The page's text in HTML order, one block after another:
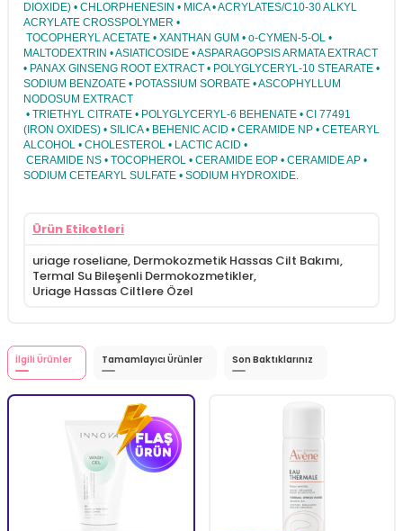
DIOXIDE) • CHLORPHENESIN • MICA • ACRYLATES/C10-30 ALKYL
ACRYLATE CROSSPOLYMER •
TOCOPHERYL ACETATE • XANTHAN GUM • o-CYMEN-5-OL •
MALTODEXTRIN • ASIATICOSIDE • ASPARAGOPSIS ARMATA EXTRACT
• PANAX GINSENG ROOT EXTRACT • POLYGLYCERYL-10 STEARATE •
SODIUM BENZOATE • POTASSIUM SORBATE • ASCOPHYLLUM
NODOSUM EXTRACT
• TRIETHYL CITRATE • POLYGLYCERYL-6 BEHENATE • CI 77491
(IRON OXIDES) • SILICA • BEHENIC ACID • CERAMIDE NP • CETEARYL
ALCOHOL • CHOLESTEROL • LACTIC ACID •
CERAMIDE NS • TOCOPHEROL • CERAMIDE EOP • CERAMIDE AP •
SODIUM CETEARYL SULFATE • SODIUM HYDROXIDE.
Ürün Etiketleri
uriage roseliane, Dermokozmetik Hassas Cilt Bakımı,
Termal Su Bileşenli Dermokozmetikler,
Uriage Hassas Ciltlere Özel
İlgili Ürünler Tamamlayıcı Ürünler Son Baktıklarınız